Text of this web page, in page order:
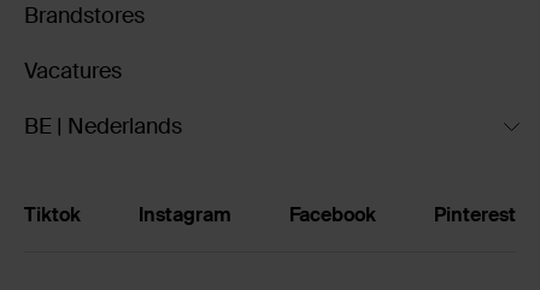
Brandstores
Vacatures
BE | Nederlands
Tiktok Instagram Facebook Pinterest